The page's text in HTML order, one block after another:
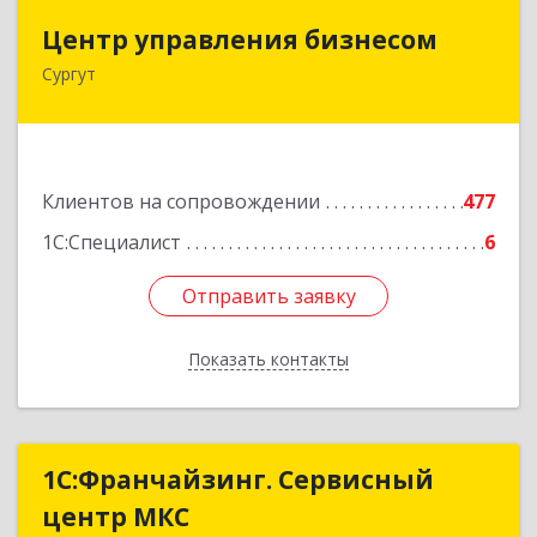
Центр управления бизнесом
Сургут
Клиентов на сопровождении
477
1С:Специалист
6
Отправить заявку
Показать контакты
Центр управления бизнесом
628403, Ханты-Мансийский Автономный округ
Отправить заявку
Назад
1С:Франчайзинг. Сервисный
центр МКС
1С:Франчайзинг. Сервисный